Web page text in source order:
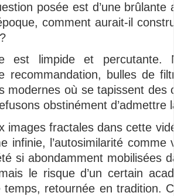
posée est d’une
comment aurait-il
est limpide et percutante.
recommandation, bulles de
modernes où se tapissent
obstinément d’admettre
images fractales dans cette
infinie, l’autosimilarité
si abondamment mobilisées
le risque d’un certain
retournée en tradition.